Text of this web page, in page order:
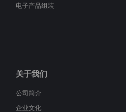
电子产品组装
关于我们
公司简介
企业文化